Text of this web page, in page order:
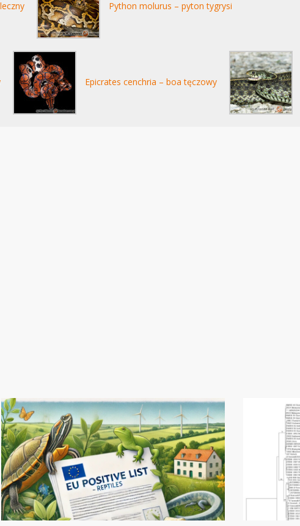
Python molurus – pyton tygrysi
Epicrates cenchria – boa tęczowy